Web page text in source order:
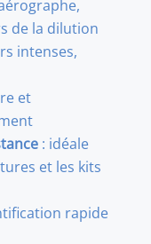
de la dilution
intenses,
et
: idéale
et les kits
rapide